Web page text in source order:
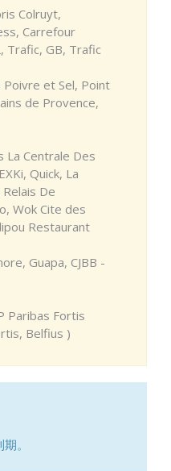
Colruyt,
Carrefour
Trafic, GB, Trafic
et Sel, Point
de Provence,
La Centrale Des
Quick, La
De
Wok Cite des
Restaurant
Guapa, CJBB -
Paribas Fortis
Belfius )
。